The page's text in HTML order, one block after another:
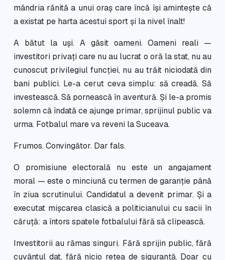
mândria rănită a unui oraș care încă își amintește că
a existat pe harta acestui sport și la nivel înalt!
A bătut la uși. A găsit oameni. Oameni reali —
investitori privați care nu au lucrat o oră la stat, nu au
cunoscut privilegiul funcției, nu au trăit niciodată din
bani publici. Le-a cerut ceva simplu: să creadă. Să
investească. Să pornească în aventură. Și le-a promis
solemn că îndată ce ajunge primar, sprijinul public va
urma. Fotbalul mare va reveni la Suceava.
Frumos. Convingător. Dar fals.
O promisiune electorală nu este un angajament
moral — este o minciună cu termen de garanție până
în ziua scrutinului. Candidatul a devenit primar. Și a
executat mișcarea clasică a politicianului cu sacii în
căruță: a întors spatele fotbalului fără să clipească.
Investitorii au rămas singuri. Fără sprijin public, fără
cuvântul dat, fără nicio rețea de siguranță. Doar cu